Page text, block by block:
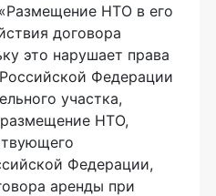
НТО в его
договора
это нарушает права
Федерации
участка,
НТО,
Федерации,
аренды при